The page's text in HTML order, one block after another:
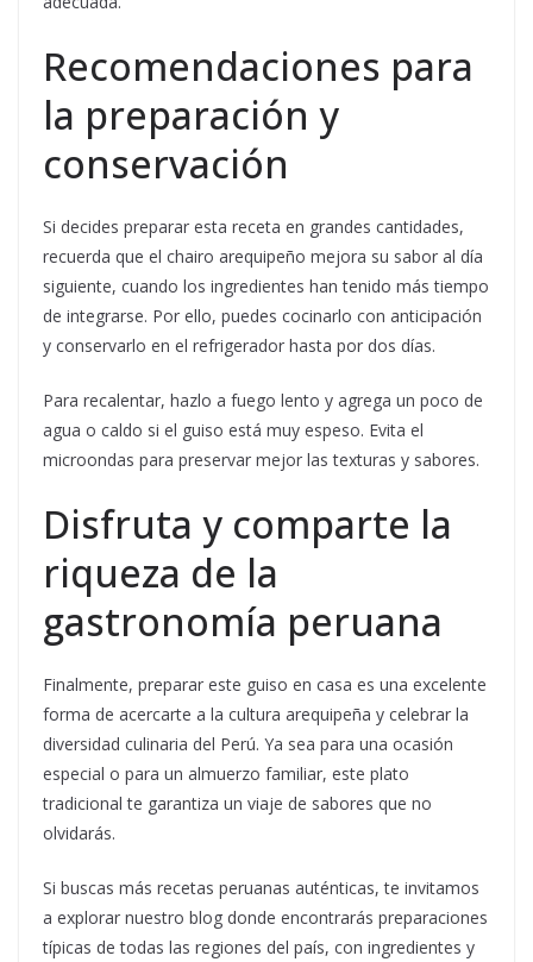
Recomendaciones para
la preparación y
conservación
Si decides preparar esta receta en grandes cantidades,
recuerda que el chairo arequipeño mejora su sabor al día
siguiente, cuando los ingredientes han tenido más tiempo
de integrarse. Por ello, puedes cocinarlo con anticipación
y conservarlo en el refrigerador hasta por dos días.
Para recalentar, hazlo a fuego lento y agrega un poco de
agua o caldo si el guiso está muy espeso. Evita el
microondas para preservar mejor las texturas y sabores.
Disfruta y comparte la
riqueza de la
gastronomía peruana
Finalmente, preparar este guiso en casa es una excelente
forma de acercarte a la cultura arequipeña y celebrar la
diversidad culinaria del Perú. Ya sea para una ocasión
especial o para un almuerzo familiar, este plato
tradicional te garantiza un viaje de sabores que no
olvidarás.
Si buscas más recetas peruanas auténticas, te invitamos
a explorar nuestro blog donde encontrarás preparaciones
típicas de todas las regiones del país, con ingredientes y